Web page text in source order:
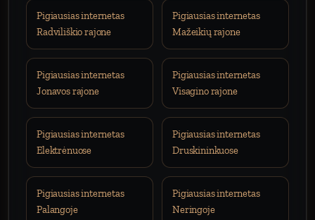
Pigiausias internetas
Radviliškio rajone
Pigiausias internetas
Mažeikių rajone
Pigiausias internetas
Jonavos rajone
Pigiausias internetas
Visagino rajone
Pigiausias internetas
Elektrėnuose
Pigiausias internetas
Druskininkuose
Pigiausias internetas
Palangoje
Pigiausias internetas
Neringoje